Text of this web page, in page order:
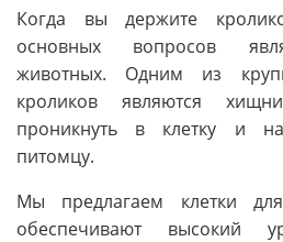
Когда вы держите
основных вопросов
животных. Одним из
кроликов являются
проникнуть в клетку и
питомцу.
Мы предлагаем клетки
обеспечивают высокий